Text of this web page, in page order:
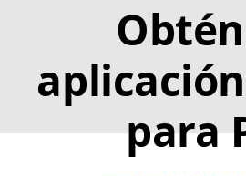
para